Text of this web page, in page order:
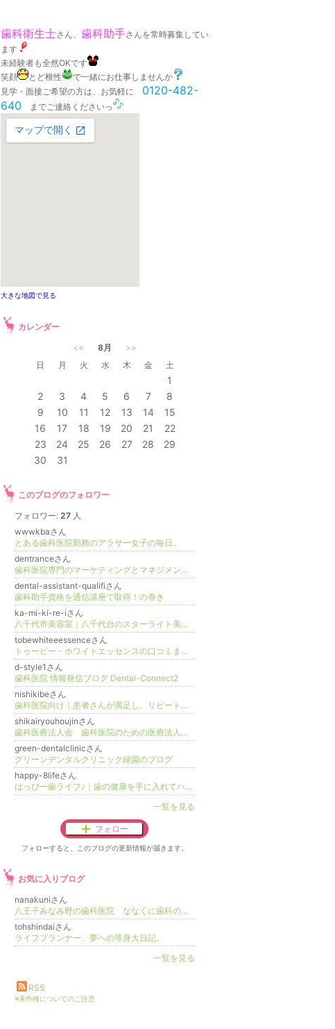
歯科衛生士さん、 歯科助手さんを常時募集してい
ます
未経験者も全然OKです
笑顔
とど根性
で一緒にお仕事しませんか
見学・面接ご希望の方は、お気軽に 0120-482-
640 までご連絡くださいっ
大きな地図で見る
カレンダー
<<
8月
>>
日
月 火 水 木 金 土
1
2
3 4 5 6 7
8
9
10 11 12 13 14
15
16
17 18 19 20 21
22
23
24 25 26 27 28
29
30
31
このブログのフォロワー
フォロワー: 27 人
wwwkbaさん
とある歯科医院勤務のアラサー女子の毎日。
dentranceさん
歯科医院専門のマーケティングとマネジメントサービスを提供する、株式会社デントランスの公式ブログ
dental-assistant-qualifiさん
歯科助手資格を通信講座で取得！の巻き
ka-mi-ki-re-iさん
八千代市美容室｜八千代台のスターライト美容室
tobewhiteeessenceさん
トゥービー・ホワイトエッセンスの口コミまとめ
d-style1さん
歯科医院 情報発信ブログ Dental-Connect2
nishikibeさん
歯科医院向け｜患者さんが満足し、リピートに繋がるスケーリング
shikairyouhoujinさん
歯科医療法人会 歯科医院のための医療法人設立情報・メリット・デメリット・活用法
green-dentalclinicさん
グリーンデンタルクリニック緑園のブログ
happy-8lifeさん
はっぴー歯ライフ♪｜歯の健康を手に入れてハッピーライフを！
一覧を見る
フォロー
フォローすると、このブログの更新情報が届きます。
お気に入りブログ
nanakuniさん
八王子みなみ野の歯科医院 ななくに歯科のブログ
tohshindaiさん
ライフプランナー、夢への等身大日記。
一覧を見る
RSS
※著作権についてのご注意